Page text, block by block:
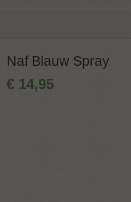
Naf Blauw Spray
€ 14,95